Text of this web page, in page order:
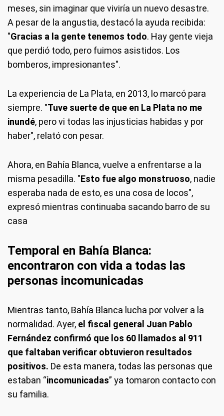
meses, sin imaginar que viviría un nuevo desastre.
A pesar de la angustia, destacó la ayuda recibida:
"Gracias a la gente tenemos todo. Hay gente vieja
que perdió todo, pero fuimos asistidos. Los
bomberos, impresionantes".
La experiencia de La Plata, en 2013, lo marcó para
siempre. "Tuve suerte de que en La Plata no me
inundé, pero vi todas las injusticias habidas y por
haber", relató con pesar.
Ahora, en Bahía Blanca, vuelve a enfrentarse a la
misma pesadilla. "Esto fue algo monstruoso, nadie
esperaba nada de esto, es una cosa de locos",
expresó mientras continuaba sacando barro de su
casa
Temporal en Bahía Blanca:
encontraron con vida a todas las
personas incomunicadas
Mientras tanto, Bahía Blanca lucha por volver a la
normalidad. Ayer, el fiscal general Juan Pablo
Fernández confirmó que los 60 llamados al 911
que faltaban verificar obtuvieron resultados
positivos. De esta manera, todas las personas que
estaban “incomunicadas” ya tomaron contacto con
su familia.